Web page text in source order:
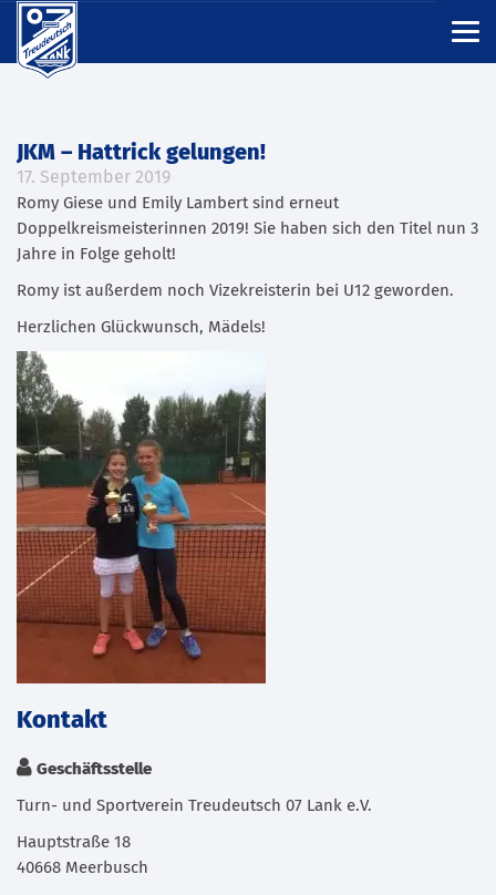
JKM – Hattrick gelungen!
17. September 2019
Romy Giese und Emily Lambert sind erneut
Doppelkreismeisterinnen 2019! Sie haben sich den Titel nun 3
Jahre in Folge geholt!
Romy ist außerdem noch Vizekreisterin bei U12 geworden.
Herzlichen Glückwunsch, Mädels!
Kontakt
Geschäftsstelle
Turn- und Sportverein Treudeutsch 07 Lank e.V.
Hauptstraße 18
40668 Meerbusch